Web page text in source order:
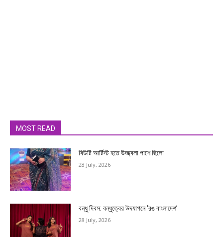
MOST READ
বিউটি আর্টিস্ট হতে উজ্জ্বলা পাশে ছিলো
28 July, 2026
বন্ধু দিবস: বন্ধুত্বের উদযাপনে ‘রঙ বাংলাদেশ’
28 July, 2026